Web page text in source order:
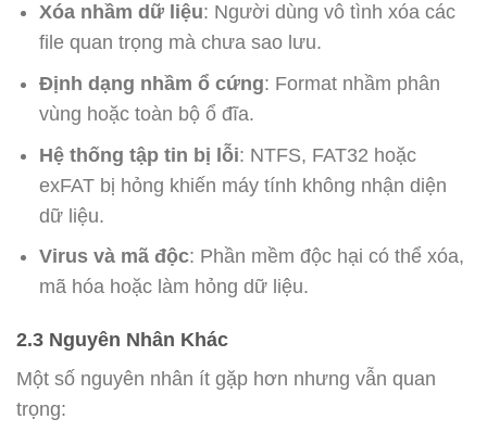
Xóa nhầm dữ liệu: Người dùng vô tình xóa các
file quan trọng mà chưa sao lưu.
Định dạng nhầm ổ cứng: Format nhầm phân
vùng hoặc toàn bộ ổ đĩa.
Hệ thống tập tin bị lỗi: NTFS, FAT32 hoặc
exFAT bị hỏng khiến máy tính không nhận diện
dữ liệu.
Virus và mã độc: Phần mềm độc hại có thể xóa,
mã hóa hoặc làm hỏng dữ liệu.
2.3 Nguyên Nhân Khác
Một số nguyên nhân ít gặp hơn nhưng vẫn quan
trọng: